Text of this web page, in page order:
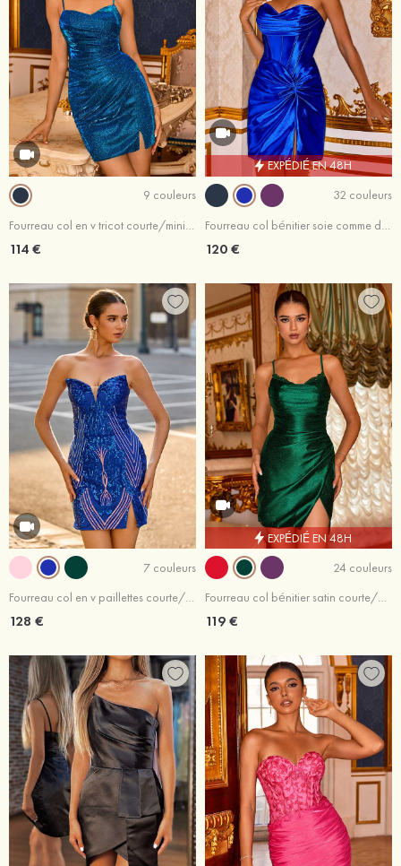
9 couleurs
Fourreau col en v tricot courte/mini robe de fête de la rentrée
114 €
EXPÉDIÉ EN 48H
32 couleurs
Fourreau col bénitier soie comme du satin courte/mini robe de fête de la rentrée
120 €
7 couleurs
Fourreau col en v paillettes courte/mini robe de fête de la rentrée
128 €
EXPÉDIÉ EN 48H
24 couleurs
Fourreau col bénitier satin courte/mini robe de fête de la rentrée
119 €